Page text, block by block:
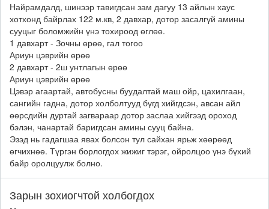
Найрамдалд, шинээр тавигдсан зам дагуу 13 айлын хаус
хотхонд байрлах 122 м.кв, 2 давхар, дотор засалгүй амины
сууцыг боломжийн үнэ тохироод өглөө.
1 давхарт - Зочны өрөө, гал тогоо
Ариун цэврийн өрөө
2 давхарт - 2ш унтлагын өрөө
Ариун цэврийн өрөө
Цэвэр агаартай, автобусны буудалтай маш ойр, цахилгаан,
сангийн гадна, дотор холболтууд бүгд хийгдсэн, авсан айл
өөрсдийн дуртай загвараар дотор заслаа хийгээд ороход
бэлэн, чанартай баригдсан амины сууц байна.
Эзэд нь гадагшаа явах болсон тул сайхан ярьж хөөрөөд
өгчихнөө. Түргэн борлогдох жижиг тэрэг, ойролцоо үнэ бүхий
байр оролцуулж болно.
Зарын зохиогчтой холбогдох